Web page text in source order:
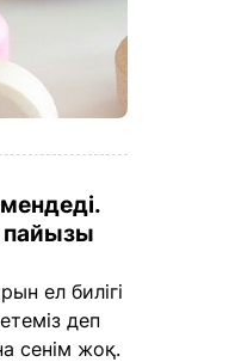
пайызы
ел билігі
деп
сенім жоқ.